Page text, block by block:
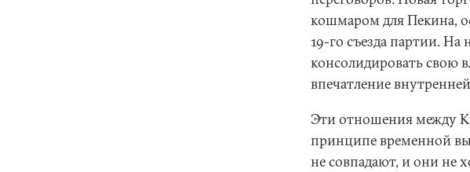
кошмаром для Пекина,
19-го съезда партии.
консолидировать свою
впечатление
Эти отношения между
принципе временной
не совпадают, и они не